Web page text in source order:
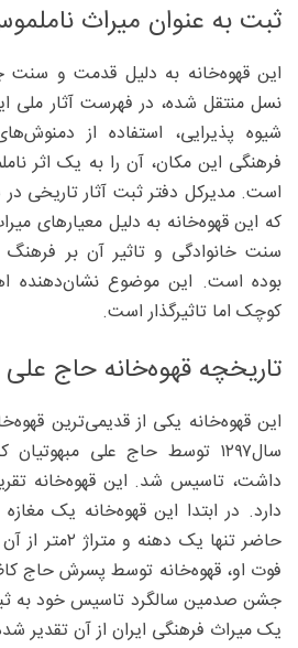
ثبت به‌ عنوان میراث
این قهوه‌خانه به دلیل قدمت و سنت
نسل منتقل شده، در فهرست آثار ملی
شیوه پذیرایی، استفاده از
فرهنگی این مکان، آن را به یک اثر
است. مدیرکل دفتر ثبت آثار تاریخی
که این قهوه‌خانه به دلیل معیارهای
سنت خانوادگی و تاثیر آن بر
بوده است. این موضوع نشان‌دهنده
کوچک اما تاثیرگذار است.
تاریخچه قهوه‌خانه حاج
این قهوه‌خانه یکی از قدیمی‌ترین
سال۱۲۹۷ توسط حاج علی
دارد. در ابتدا این قهوه‌خانه یک
حاضر تنها یک
فوت او، قهوه‌خانه توسط پسرش حاج
جشن صدمین سالگرد تاسیس خود به
یک میراث فرهنگی ایران از آن تقدیر